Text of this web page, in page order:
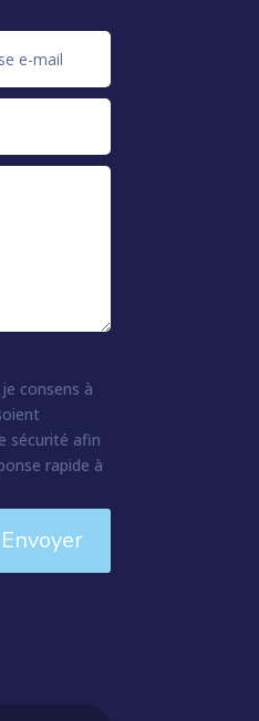
consens à
sécurité afin
rapide à
Envoyer